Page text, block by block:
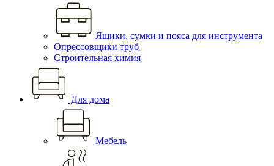
Ящики, сумки и пояса для инструмента
Опрессовщики труб
Строительная химия
Для дома
Мебель